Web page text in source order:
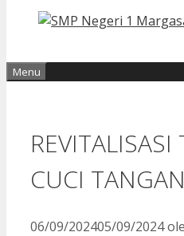
Menu
REVITALISASI
CUCI
06/09/202405/09/2024